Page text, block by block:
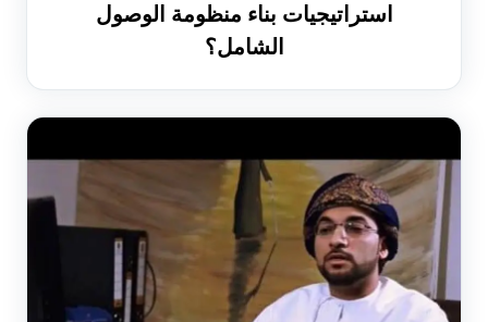
استراتيجيات بناء منظومة الوصول
الشامل؟